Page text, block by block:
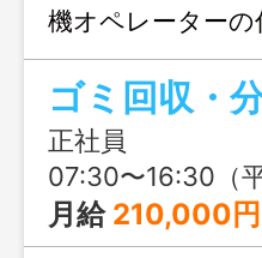
機オペレーター
バーは月給25万
アップできるか
入を得たい方にピ
ゴミ回収・
正社員
07:30〜16:30（平日） 05:00～12:00（月1
月給 210,000円〜220,000円